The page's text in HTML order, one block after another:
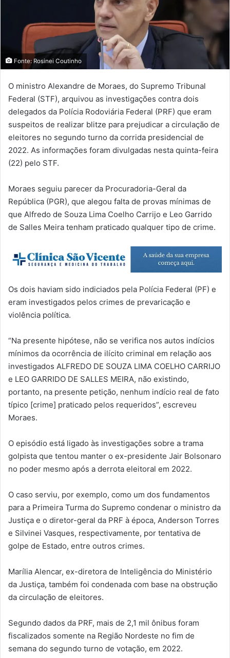
Fonte: Rosinei Coutinho
O ministro Alexandre de Moraes, do Supremo Tribunal
Federal (STF), arquivou as investigações contra dois
delegados da Polícia Rodoviária Federal (PRF) que eram
suspeitos de realizar blitze para prejudicar a circulação de
eleitores no segundo turno da corrida presidencial de
2022. As informações foram divulgadas nesta quinta-feira
(22) pelo STF.
Moraes seguiu parecer da Procuradoria-Geral da
República (PGR), que alegou falta de provas mínimas de
que Alfredo de Souza Lima Coelho Carrijo e Leo Garrido
de Salles Meira tenham praticado qualquer tipo de crime.
Os dois haviam sido indiciados pela Polícia Federal (PF) e
eram investigados pelos crimes de prevaricação e
violência política.
“Na presente hipótese, não se verifica nos autos indícios
mínimos da ocorrência de ilícito criminal em relação aos
investigados ALFREDO DE SOUZA LIMA COELHO CARRIJO
e LEO GARRIDO DE SALLES MEIRA, não existindo,
portanto, na presente petição, nenhum indício real de fato
típico [crime] praticado pelos requeridos”, escreveu
Moraes.
O episódio está ligado às investigações sobre a trama
golpista que tentou manter o ex-presidente Jair Bolsonaro
no poder mesmo após a derrota eleitoral em 2022.
O caso serviu, por exemplo, como um dos fundamentos
para a Primeira Turma do Supremo condenar o ministro da
Justiça e o diretor-geral da PRF à época, Anderson Torres
e Silvinei Vasques, respectivamente, por tentativa de
golpe de Estado, entre outros crimes.
Marília Alencar, ex-diretora de Inteligência do Ministério
da Justiça, também foi condenada com base na obstrução
da circulação de eleitores.
Segundo dados da PRF, mais de 2,1 mil ônibus foram
fiscalizados somente na Região Nordeste no fim de
semana do segundo turno de votação, em 2022.